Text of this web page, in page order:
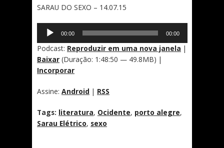
SARAU DO SEXO – 14.07.15
Tocador
áudio
00:00 00:00
Podcast: Reproduzir em uma nova janela |
Baixar (Duração: 1:48:50 — 49.8MB) |
Incorporar
Assine: Android | RSS
Tags: literatura, Ocidente, porto alegre,
Sarau Elétrico, sexo